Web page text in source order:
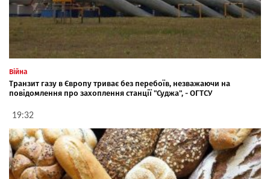
Війна
Транзит газу в Європу триває без перебоїв, незважаючи на
повідомлення про захоплення станції "Суджа", - ОГТСУ
19:32